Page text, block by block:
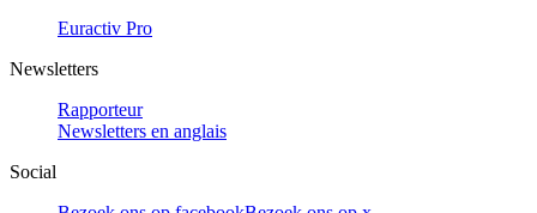
Euractiv Pro
Newsletters
Rapporteur
Newsletters en anglais
Social